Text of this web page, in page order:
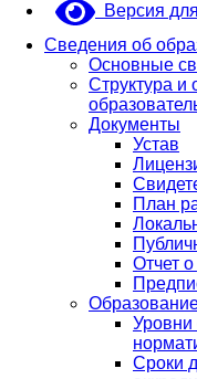
Версия
Сведения об
Основные
Структура и
Документы
Устав
План
Отчет
Сроки